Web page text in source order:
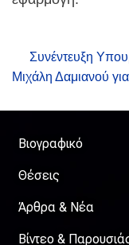
Συνέντευξη
Μιχάλη Δαμιανού
Βιογραφικό
Θέσεις
Άρθρα & Νέα
Βίντεο &